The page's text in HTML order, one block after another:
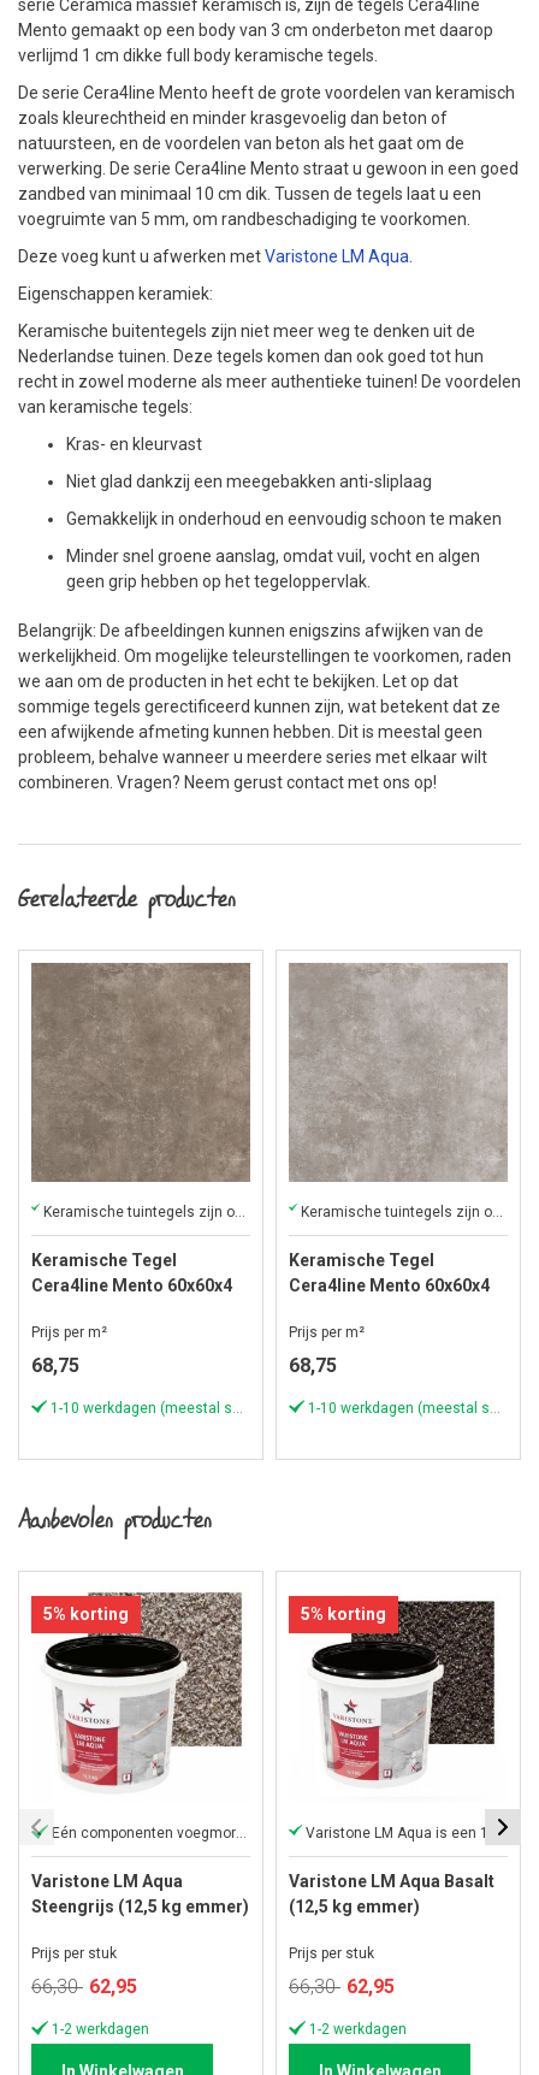
serie Ceramica massief keramisch is, zijn de tegels Cera4line
Mento gemaakt op een body van 3 cm onderbeton met daarop
verlijmd 1 cm dikke full body keramische tegels.
De serie Cera4line Mento heeft de grote voordelen van keramisch
zoals kleurechtheid en minder krasgevoelig dan beton of
natuursteen, en de voordelen van beton als het gaat om de
verwerking. De serie Cera4line Mento straat u gewoon in een goed
zandbed van minimaal 10 cm dik. Tussen de tegels laat u een
voegruimte van 5 mm, om randbeschadiging te voorkomen.
Deze voeg kunt u afwerken metVaristone LM Aqua
Eigenschappen keramiek:
Keramische buitentegels zijn niet meer weg te denken uit de
Nederlandse tuinen. Deze tegels komen dan ook goed tot hun
recht in zowel moderne als meer authentieke tuinen! De voordelen
van keramische tegels:
Kras- en kleurvast
Niet glad dankzij een meegebakken anti-sliplaag
Gemakkelijk in onderhoud en eenvoudig schoon te maken
Minder snel groene aanslag, omdat vuil, vocht en algen
geen grip hebben op het tegeloppervlak.
Belangrijk: De afbeeldingen kunnen enigszins afwijken van de
werkelijkheid. Om mogelijke teleurstellingen te voorkomen, raden
we aan om de producten in het echt te bekijken. Let op dat
sommige tegels gerectificeerd kunnen zijn, wat betekent dat ze
een afwijkende afmeting kunnen hebben. Dit is meestal geen
probleem, behalve wanneer u meerdere series met elkaar wilt
combineren. Vragen? Neem gerust contact met ons op!
Gerelateerde producten
Keramische tuintegels zijn onmisbaar in Nederlandse tuinen!
Keramische Tegel
Cera4line Mento 60x60x4
Prijs per m²
68,75
Keramische tuintegels zijn onmisbaar in Nederlandse tuinen!
Keramische Tegel
Cera4line Mento 60x60x4
Prijs per m²
68,75
Aanbevolen producten
5% korting
Eén componenten voegmortel
Varistone LM Aqua
Steengrijs (12,5 kg emmer)
Prijs per stuk
66,30 Speciale
62,95
1-2 werkdagen
In Winkelwagen
5% korting
Varistone LM Aqua is een 1-component
Varistone LM Aqua Basalt
(12,5 kg emmer)
Prijs per stuk
66,30 Speciale
62,95
1-2 werkdagen
In Winkelwagen